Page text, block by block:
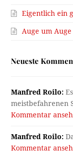
Eigentlich ein
Auge um Auge
Neueste
Manfred Roilo:
meistbefahrenen
Kommentar
Manfred Roilo:
Kommentar